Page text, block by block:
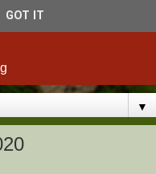
▼
GOT IT